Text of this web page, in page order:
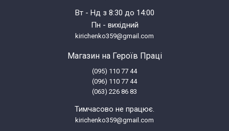
Whirlpool AWA 5051 856150529113
Whirlpool AWA 5051 856150529118
Вт - Нд з 8:30 до 14:00
Пн - вихідний
kirichenko359@gmail.com
Магазин на Героїв Праці
(095) 110 77 44
(096) 110 77 44
(063) 226 86 83
Тимчасово не працює.
kirichenko359@gmail.com